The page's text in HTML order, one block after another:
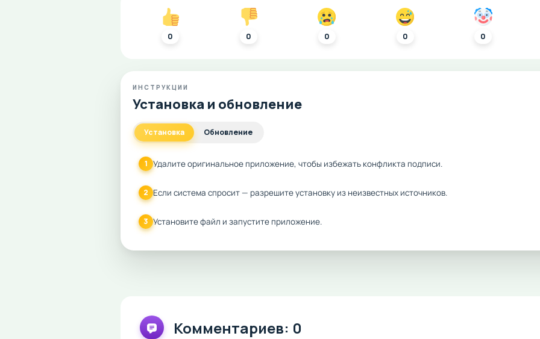
0 0 0 0 0
ИНСТРУКЦИИ
Установка и обновление
Установка Обновление
1 Удалите оригинальное приложение, чтобы избежать конфликта подписи.
2 Если система спросит — разрешите установку из неизвестных источников.
3 Установите файл и запустите приложение.
Комментариев: 0